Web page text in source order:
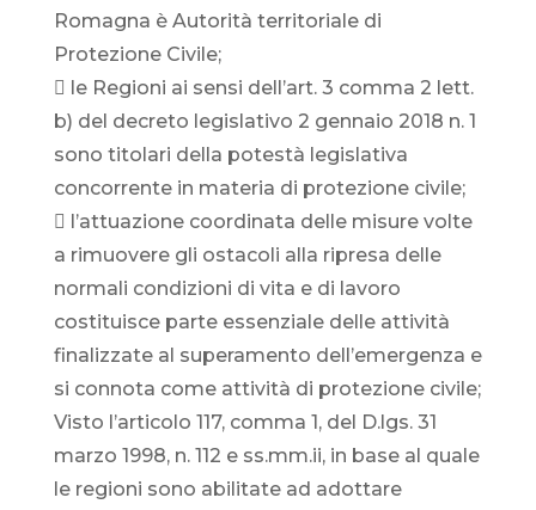
Romagna è Autorità territoriale di
Protezione Civile;
 le Regioni ai sensi dell’art. 3 comma 2 lett.
b) del decreto legislativo 2 gennaio 2018 n. 1
sono titolari della potestà legislativa
concorrente in materia di protezione civile;
 l’attuazione coordinata delle misure volte
a rimuovere gli ostacoli alla ripresa delle
normali condizioni di vita e di lavoro
costituisce parte essenziale delle attività
finalizzate al superamento dell’emergenza e
si connota come attività di protezione civile;
Visto l’articolo 117, comma 1, del D.lgs. 31
marzo 1998, n. 112 e ss.mm.ii, in base al quale
le regioni sono abilitate ad adottare